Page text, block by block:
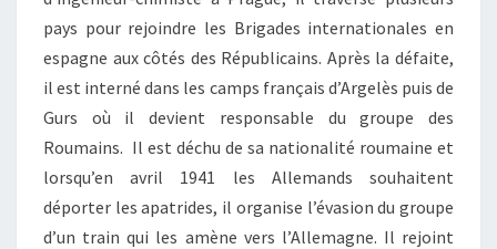
pays pour rejoindre les Brigades internationales en
espagne aux côtés des Républicains. Après la défaite,
il est interné dans les camps français d’Argelès puis de
Gurs où il devient responsable du groupe des
Roumains. Il est déchu de sa nationalité roumaine et
lorsqu’en avril 1941 les Allemands souhaitent
déporter les apatrides, il organise l’évasion du groupe
d’un train qui les amène vers l’Allemagne. Il rejoint